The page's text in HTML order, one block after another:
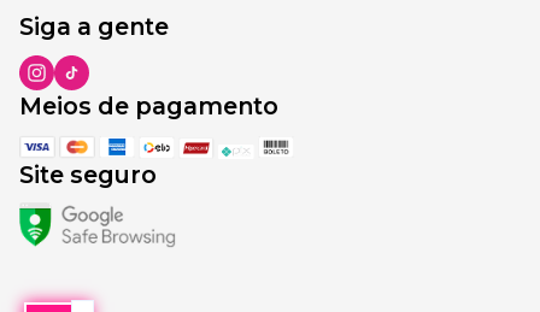
Siga a gente
Meios de pagamento
Site seguro